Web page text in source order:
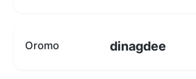
Oromo dinagdee